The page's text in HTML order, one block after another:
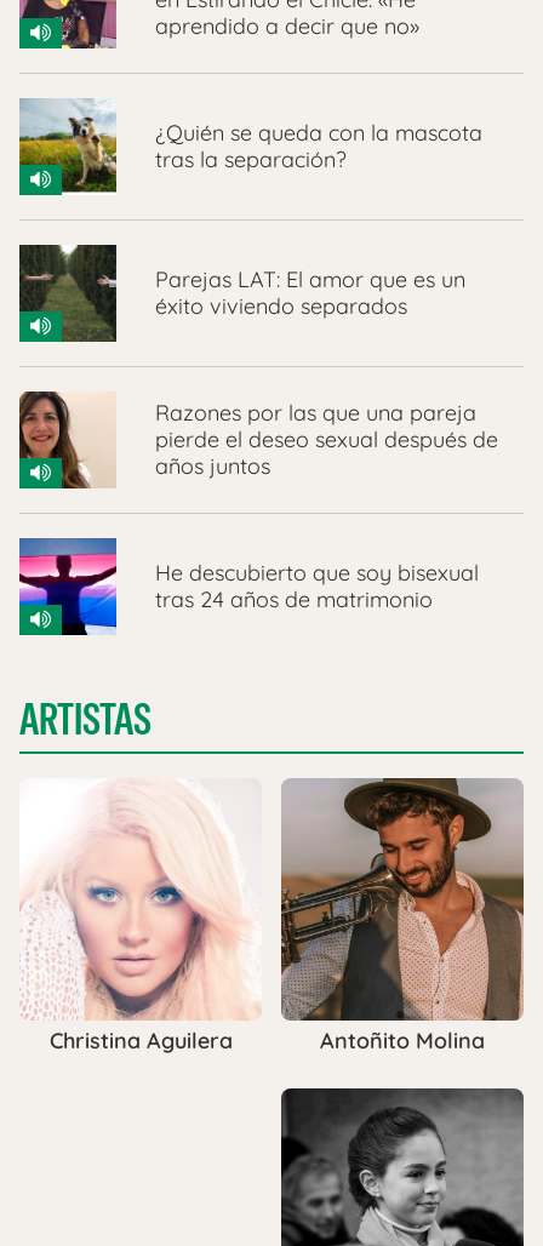
aprendido a decir que no»
¿Quién se queda con la mascota
tras la separación?
Parejas LAT: El amor que es un
éxito viviendo separados
Razones por las que una pareja
pierde el deseo sexual después de
años juntos
He descubierto que soy bisexual
tras 24 años de matrimonio
ARTISTAS
Christina Aguilera Antoñito Molina